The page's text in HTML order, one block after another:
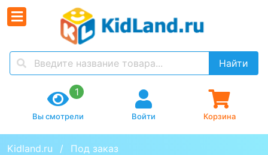
Найти
1
Вы смотрели Войти Корзина
Kidland.ru
Под заказ